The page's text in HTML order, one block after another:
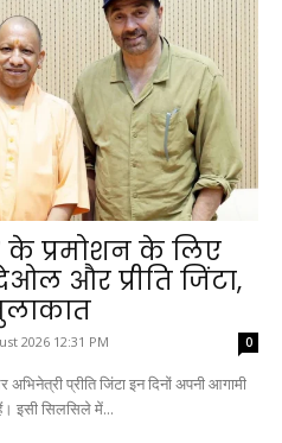
के प्रमोशन के लिए
और प्रीति जिंटा,
2026 12:31 PM 0
प्रीति जिंटा इन दिनों अपनी आगामी
इसी सिलसिले में...